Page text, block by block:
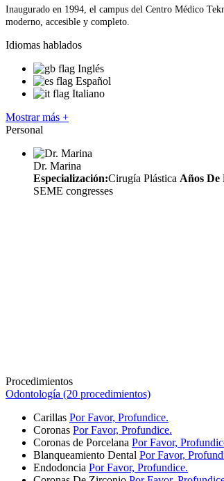
Inaugurado en 1994, el campus del Centro Médico
moderno, accesible y completo.
Idiomas hablados
Inglés
Español
Italiano
Mostrar más +
Personal
Dr. Marina
Especialización:Cirugía Plástica Años De
SEME congresses
Procedimientos
Odontología (20 procedimientos)
Carillas Por Favor, Profundice.
Coronas Por Favor, Profundice.
Coronas de Porcelana Por Favor,
Blanqueamiento Dental Por Favor,
Endodoncia Por Favor, Profundice.